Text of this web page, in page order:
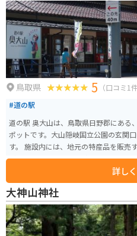
鳥取県 5 （口コミ1件
#道の駅
道の駅 奥大山は、鳥取県日野郡にある
ポットです。大山隠岐国立公園の玄関
す。 施設内には、地元の特産品を販売する売店や、大山そばなどの郷土料理
が味わえるレストランがあります。売
トクリームやチーズ、地元産の野菜などが人気です。 バ
道の駅 奥大山は、ツーリングの休憩場
色を眺めながらゆっくりと休めます。
ドとしても人気があり、多くのライダ
掛峠など、観光スポットも点在してお
めです。 奥大山の豊かな自然の中で、雄大な景色と新鮮な空気を満喫してく
詳し
大神山神社